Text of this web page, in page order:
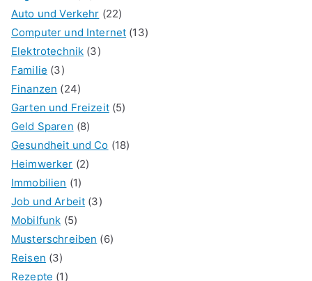
Auto und Verkehr (22)
Computer und Internet (13)
Elektrotechnik (3)
Familie (3)
Finanzen (24)
Garten und Freizeit(5)
Geld Sparen (8)
Gesundheit und Co (18)
Heimwerker (2)
Immobilien (1)
Job und Arbeit (3)
Mobilfunk (5)
Musterschreiben (6)
Reisen (3)
Rezepte (1)